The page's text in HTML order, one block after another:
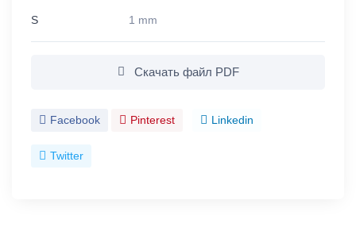
S 1 mm
Скачать файл PDF
Facebook Pinterest Linkedin
Twitter